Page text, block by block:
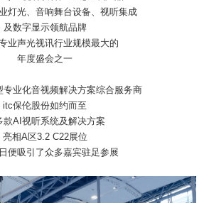
灯光、音响舞台设备、视听集成
及数字显示领航品牌
业声光视讯行业规模最大的
年度盛会之一
专业化音视频解决方案综合服务商
itc保伦股份如约而至
款AI视听系统及解决方案
亮相A区3.2 C22展位
便吸引了众多嘉宾驻足参展